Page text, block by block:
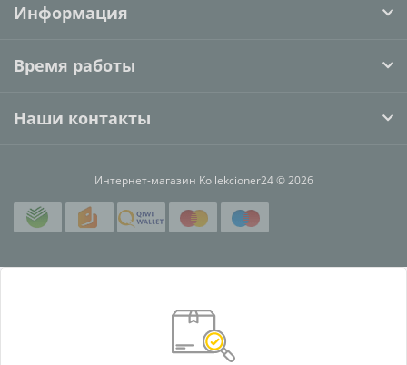
Информация
Время работы
Наши контакты
Интернет-магазин Kollekcioner24 © 2026